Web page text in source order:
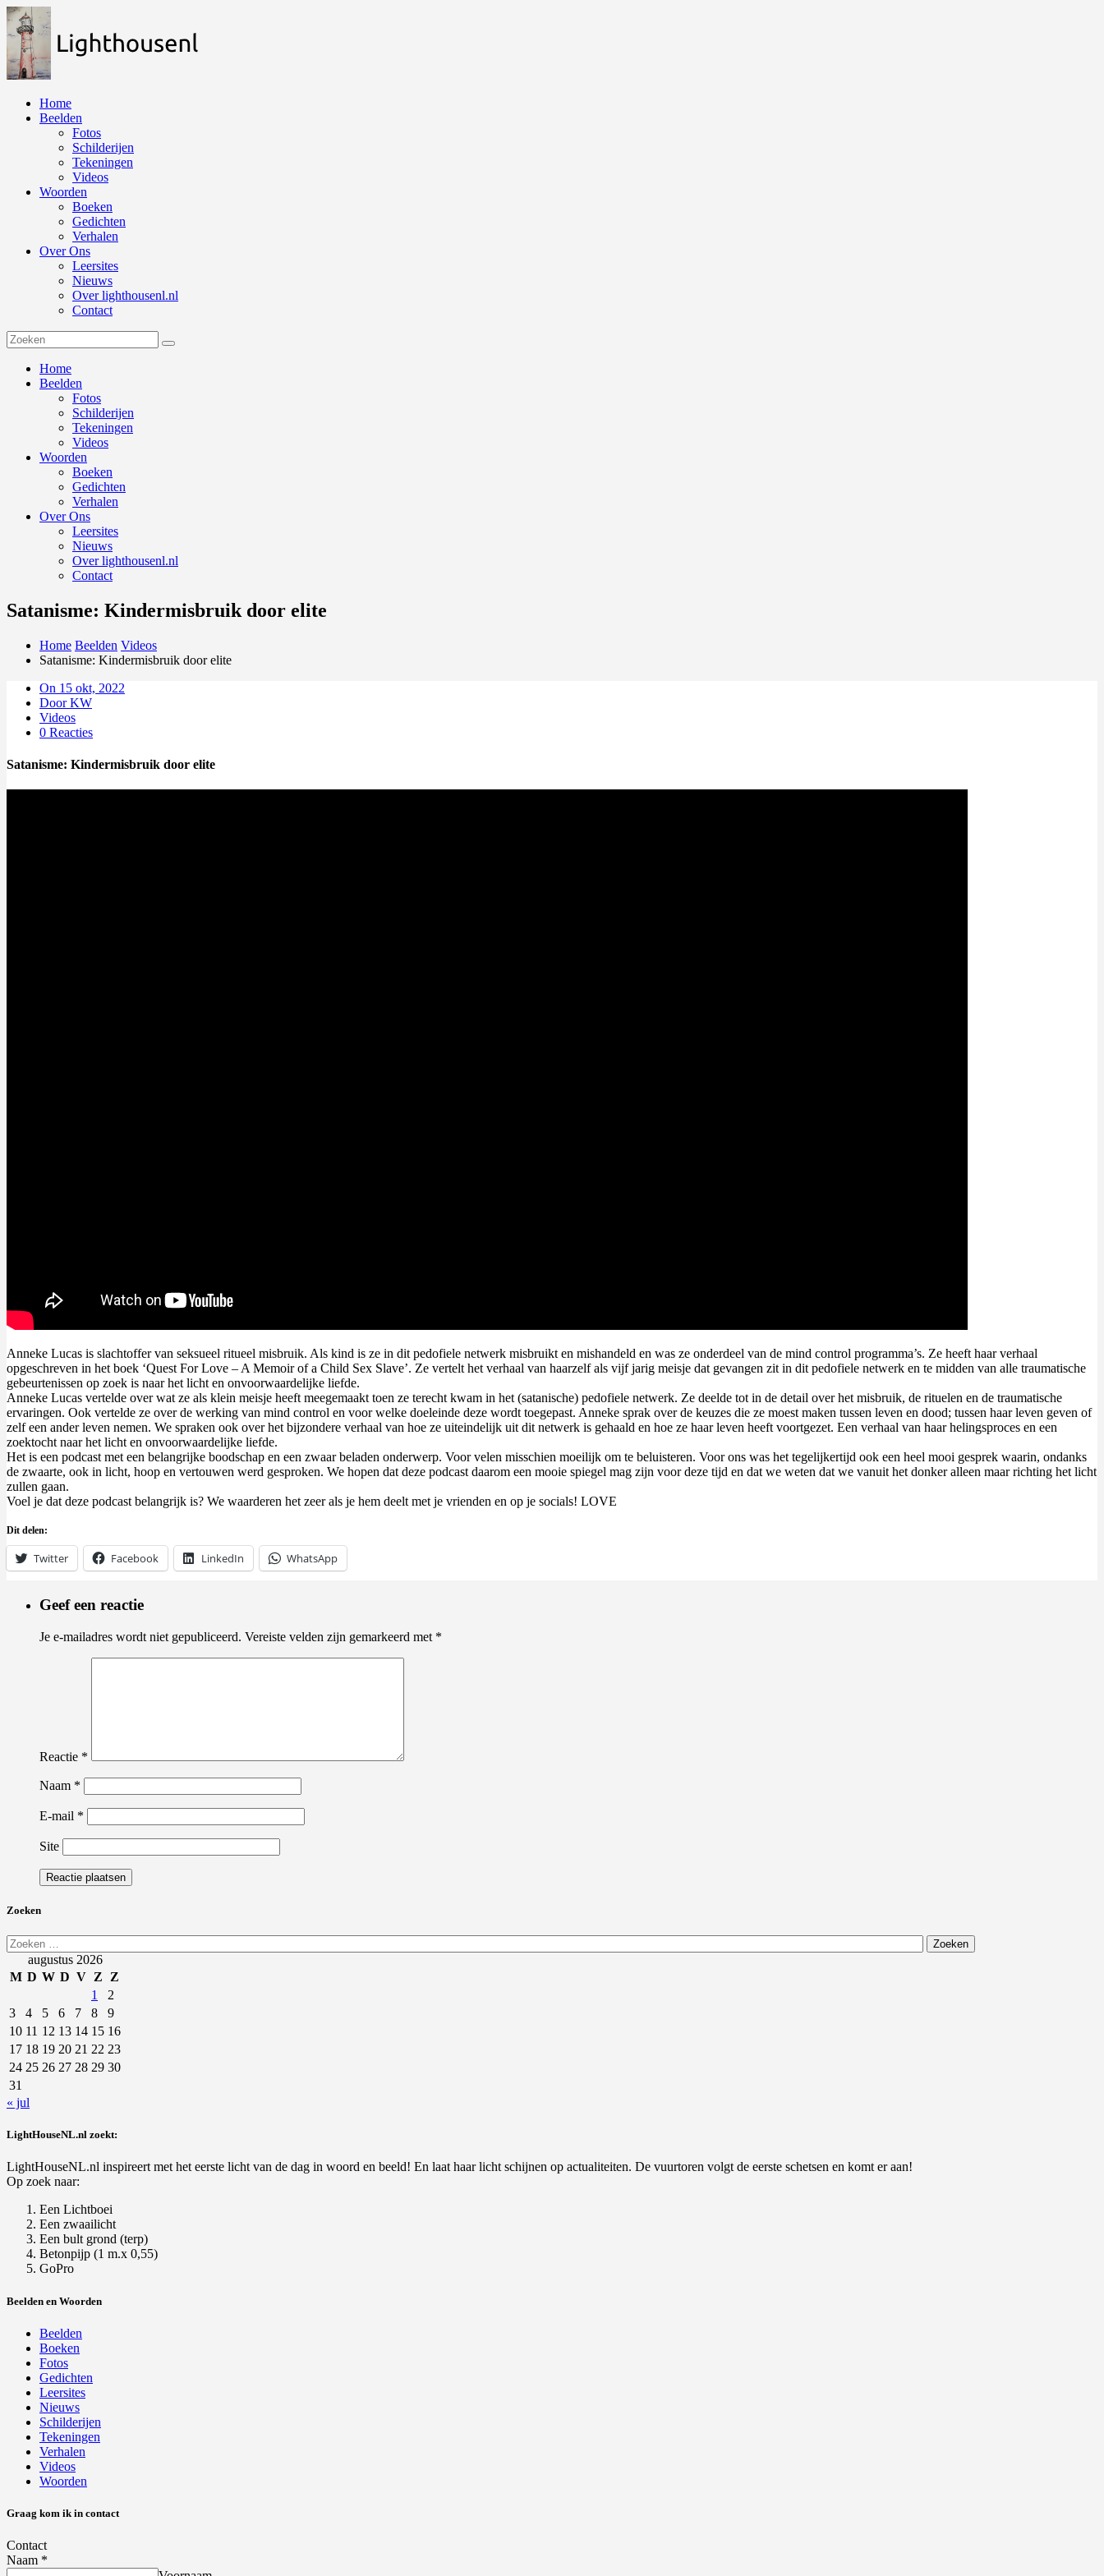
Naar
de
inhoud
springen
Home
Beelden
Fotos
Schilderijen
Tekeningen
Videos
Woorden
Boeken
Gedichten
Verhalen
Over Ons
Leersites
Nieuws
Over lighthousenl.nl
Contact
Home
Beelden
Fotos
Schilderijen
Tekeningen
Videos
Woorden
Boeken
Gedichten
Verhalen
Over Ons
Leersites
Nieuws
Over lighthousenl.nl
Contact
Satanisme: Kindermisbruik door elite
Home Beelden Videos
Satanisme: Kindermisbruik door elite
On 15 okt, 2022
Door KW
Videos
0 Reacties
Satanisme: Kindermisbruik door elite
Anneke Lucas is slachtoffer van seksueel ritueel misbruik. Als kind is ze in dit pedofiele netwerk misbruikt en mishandeld en was ze onderdeel van de mind control programma’s. Ze heeft haar verhaal
opgeschreven in het boek ‘Quest For Love – A Memoir of a Child Sex Slave’. Ze vertelt het verhaal van haarzelf als vijf jarig meisje dat gevangen zit in dit pedofiele netwerk en te midden van alle traumatische
gebeurtenissen op zoek is naar het licht en onvoorwaardelijke liefde.
Anneke Lucas vertelde over wat ze als klein meisje heeft meegemaakt toen ze terecht kwam in het (satanische) pedofiele netwerk. Ze deelde tot in de detail over het misbruik, de rituelen en de traumatische
ervaringen. Ook vertelde ze over de werking van mind control en voor welke doeleinde deze wordt toegepast. Anneke sprak over de keuzes die ze moest maken tussen leven en dood; tussen haar leven geven of
zelf een ander leven nemen. We spraken ook over het bijzondere verhaal van hoe ze uiteindelijk uit dit netwerk is gehaald en hoe ze haar leven heeft voortgezet. Een verhaal van haar helingsproces en een
zoektocht naar het licht en onvoorwaardelijke liefde.
Het is een podcast met een belangrijke boodschap en een zwaar beladen onderwerp. Voor velen misschien moeilijk om te beluisteren. Voor ons was het tegelijkertijd ook een heel mooi gesprek waarin, ondanks
de zwaarte, ook in licht, hoop en vertouwen werd gesproken. We hopen dat deze podcast daarom een mooie spiegel mag zijn voor deze tijd en dat we weten dat we vanuit het donker alleen maar richting het licht
zullen gaan.
Voel je dat deze podcast belangrijk is? We waarderen het zeer als je hem deelt met je vrienden en op je socials! LOVE
Dit delen:
Twitter Facebook LinkedIn WhatsApp
Geef een reactie
Je e-mailadres wordt niet gepubliceerd. Vereiste velden zijn gemarkeerd met *
Reactie *
Naam *
E-mail *
Site
Zoeken
Zoeken
naar:augustus 2026
M D W D V Z
Z
1
2
3
4 5 6 7 8
9
10 11 12 13 14 15 16
17 18 19 20 21 22 23
24 25 26 27 28 29 30
31
« jul
LightHouseNL.nl zoekt:
LightHouseNL.nl inspireert met het eerste licht van de dag in woord en beeld! En laat haar licht schijnen op actualiteiten. De vuurtoren volgt de eerste schetsen en komt er aan!
Op zoek naar:
Een Lichtboei
Een zwaailicht
Een bult grond (terp)
Betonpijp (1 m.x 0,55)
GoPro
Beelden en Woorden
Beelden
Boeken
Fotos
Gedichten
Leersites
Nieuws
Schilderijen
Tekeningen
Verhalen
Videos
Woorden
Graag kom ik in contact
Contact
Naam *